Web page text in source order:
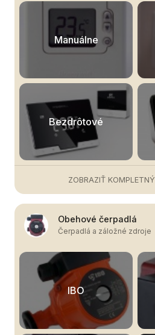
Manuálne
Bezdrôtové
ZOBRAZIŤ
Obehové čerpadlá
Čerpadlá a záložné zdroje
IBO